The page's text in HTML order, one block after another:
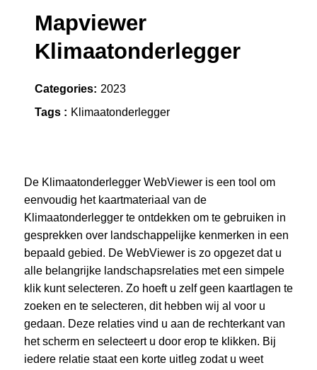
Mapviewer
Klimaatonderlegger
Categories: 2023
Tags : Klimaatonderlegger
De Klimaatonderlegger WebViewer is een tool om
eenvoudig het kaartmateriaal van de
Klimaatonderlegger te ontdekken om te gebruiken in
gesprekken over landschappelijke kenmerken in een
bepaald gebied. De WebViewer is zo opgezet dat u
alle belangrijke landschapsrelaties met een simpele
klik kunt selecteren. Zo hoeft u zelf geen kaartlagen te
zoeken en te selecteren, dit hebben wij al voor u
gedaan. Deze relaties vind u aan de rechterkant van
het scherm en selecteert u door erop te klikken. Bij
iedere relatie staat een korte uitleg zodat u weet